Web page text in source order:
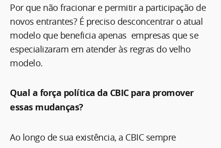
Por que não fracionar e permitir a participação de
novos entrantes? É preciso desconcentrar o atual
modelo que beneficia apenas empresas que se
especializaram em atender às regras do velho
modelo.
Qual a força política da CBIC para promover
essas mudanças?
Ao longo de sua existência, a CBIC sempre